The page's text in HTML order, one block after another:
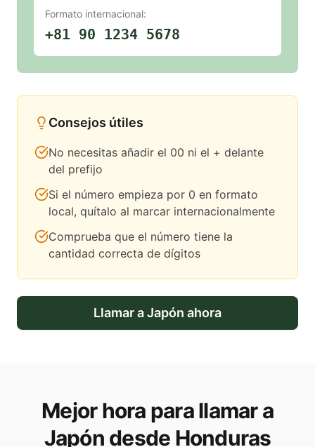
Formato internacional:
+81 90 1234 5678
Consejos útiles
No necesitas añadir el 00 ni el + delante
del prefijo
Si el número empieza por 0 en formato
local, quítalo al marcar internacionalmente
Comprueba que el número tiene la
cantidad correcta de dígitos
Llamar aJapón ahora
Mejor hora para llamar a
Japón desde Honduras